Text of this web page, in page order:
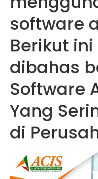
software
Berikut
dibahas
Software
Yang
di